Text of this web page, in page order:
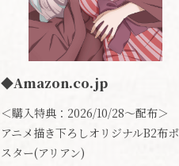
◆Amazon.co.jp
＜購入特典：2026/10/28～配布＞
アニメ描き下ろしオリジナルB2布ポ
スター(アリアン)